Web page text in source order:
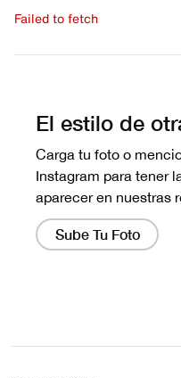
Failed to fetch